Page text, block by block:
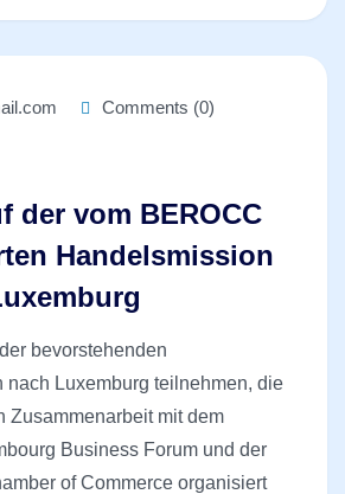
Comments (0)
der vom BEROCC
Handelsmission
bevorstehenden
nach Luxemburg teilnehmen, die
Zusammenarbeit mit dem
Business Forum und der
of Commerce organisiert